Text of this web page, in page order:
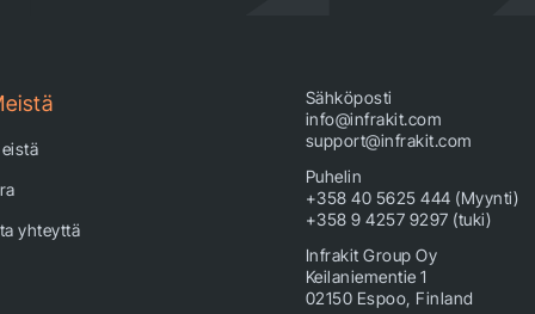
yhteyttä
Sähköposti
info@infrakit.com
support@infrakit.com
Puhelin
+358 40 5625 444 (Myynti)
+358 9 4257 9297 (tuki)
Infrakit Group Oy
Keilaniementie 1
02150 Espoo, Finland